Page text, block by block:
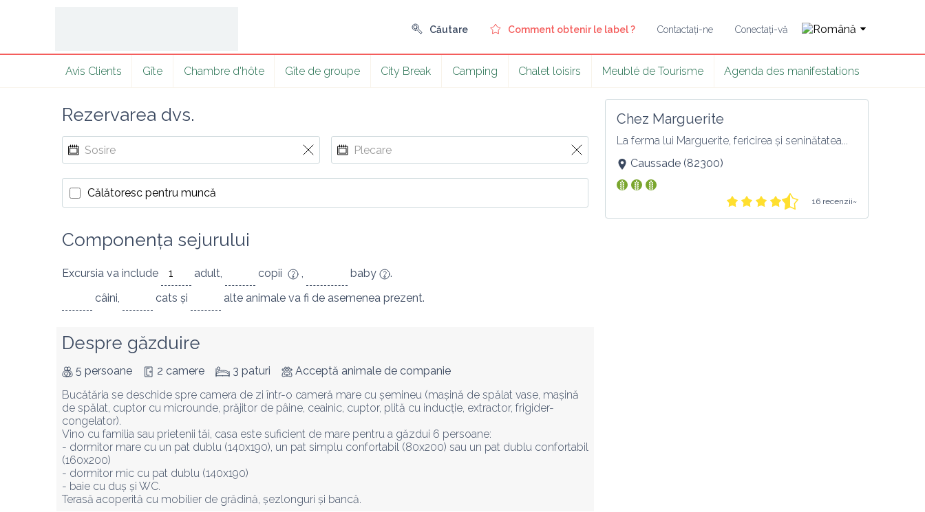
Căutare Comment obtenir le label ? Contactați-ne Conectați-vă
Avis Clients Gîte Chambre d'hôte Gîte de groupe City Break Camping Chalet loisirs Meublé de Tourisme Agenda des manifestations
Rezervarea dvs.
Călătoresc pentru muncă
Componența sejurului
Excursia va include adult, copii , baby
.
câini, cats și alte animale va fi de asemenea prezent.
Despre găzduire
5 persoane 2 camere 3 paturi
Acceptă animale de companie
Bucătăria se deschide spre camera de zi într-o cameră mare cu șemineu (mașină de spălat vase, mașină
de spălat, cuptor cu microunde, prăjitor de pâine, ceainic, cuptor, plită cu inducție, extractor, frigider-
congelator).
Vino cu familia sau prietenii tăi, casa este suficient de mare pentru a găzdui 6 persoane:
- dormitor mare cu un pat dublu (140x190), un pat simplu confortabil (80x200) sau un pat dublu confortabil
(160x200)
- dormitor mic cu pat dublu (140x190)
- baie cu duș și WC.
Terasă acoperită cu mobilier de grădină, șezlonguri și bancă.
Chez Marguerite
La ferma lui Marguerite, fericirea și seninătatea...
Caussade (82300)
16 recenzii~